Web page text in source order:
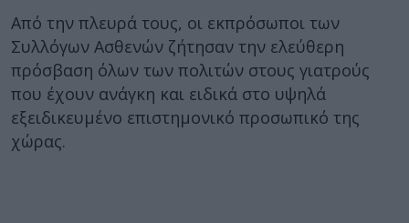
Από την πλευρά τους, οι εκπρόσωποι των
Συλλόγων Ασθενών ζήτησαν την ελεύθερη
πρόσβαση όλων των πολιτών στους γιατρούς
που έχουν ανάγκη και ειδικά στο υψηλά
εξειδικευμένο επιστημονικό προσωπικό της
χώρας.